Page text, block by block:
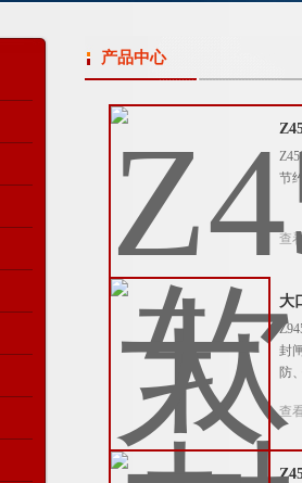
产品中心
节
查
大
封
防
查